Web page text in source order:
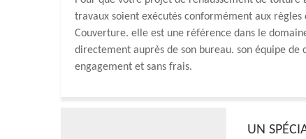
travaux soient exécutés conformément aux
Couverture. elle est une référence dans le
directement auprès de son bureau. son équipe
engagement et sans frais.
UN